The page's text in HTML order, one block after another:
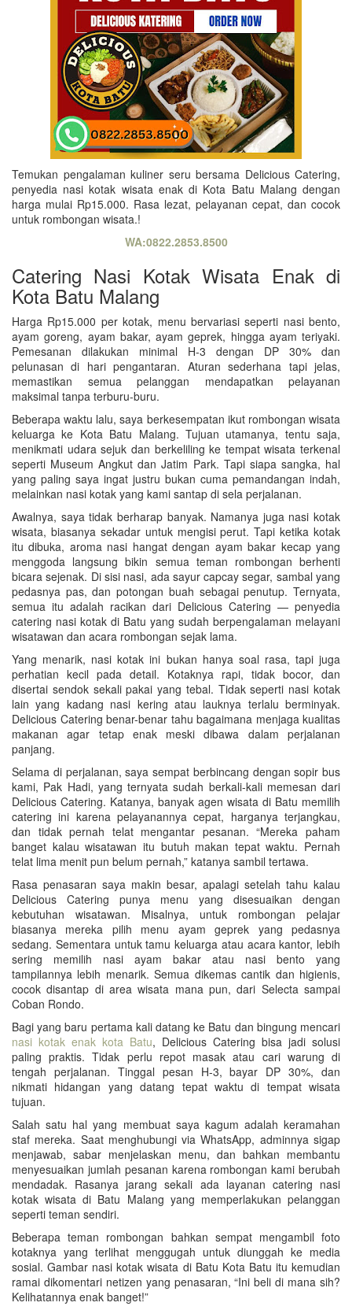
Temukan pengalaman kuliner seru bersama Delicious Catering,
penyedia nasi kotak wisata enak di Kota Batu Malang dengan
harga mulai Rp15.000. Rasa lezat, pelayanan cepat, dan cocok
untuk rombongan wisata.!
WA:0822.2853.8500
Catering Nasi Kotak Wisata Enak di
Kota Batu Malang
Harga Rp15.000 per kotak, menu bervariasi seperti nasi bento,
ayam goreng, ayam bakar, ayam geprek, hingga ayam teriyaki.
Pemesanan dilakukan minimal H-3 dengan DP 30% dan
pelunasan di hari pengantaran. Aturan sederhana tapi jelas,
memastikan semua pelanggan mendapatkan pelayanan
maksimal tanpa terburu-buru.
Beberapa waktu lalu, saya berkesempatan ikut rombongan wisata
keluarga ke Kota Batu Malang. Tujuan utamanya, tentu saja,
menikmati udara sejuk dan berkeliling ke tempat wisata terkenal
seperti Museum Angkut dan Jatim Park. Tapi siapa sangka, hal
yang paling saya ingat justru bukan cuma pemandangan indah,
melainkan nasi kotak yang kami santap di sela perjalanan.
Awalnya, saya tidak berharap banyak. Namanya juga nasi kotak
wisata, biasanya sekadar untuk mengisi perut. Tapi ketika kotak
itu dibuka, aroma nasi hangat dengan ayam bakar kecap yang
menggoda langsung bikin semua teman rombongan berhenti
bicara sejenak. Di sisi nasi, ada sayur capcay segar, sambal yang
pedasnya pas, dan potongan buah sebagai penutup. Ternyata,
semua itu adalah racikan dari Delicious Catering — penyedia
catering nasi kotak di Batu yang sudah berpengalaman melayani
wisatawan dan acara rombongan sejak lama.
Yang menarik, nasi kotak ini bukan hanya soal rasa, tapi juga
perhatian kecil pada detail. Kotaknya rapi, tidak bocor, dan
disertai sendok sekali pakai yang tebal. Tidak seperti nasi kotak
lain yang kadang nasi kering atau lauknya terlalu berminyak.
Delicious Catering benar-benar tahu bagaimana menjaga kualitas
makanan agar tetap enak meski dibawa dalam perjalanan
panjang.
Selama di perjalanan, saya sempat berbincang dengan sopir bus
kami, Pak Hadi, yang ternyata sudah berkali-kali memesan dari
Delicious Catering. Katanya, banyak agen wisata di Batu memilih
catering ini karena pelayanannya cepat, harganya terjangkau,
dan tidak pernah telat mengantar pesanan. “Mereka paham
banget kalau wisatawan itu butuh makan tepat waktu. Pernah
telat lima menit pun belum pernah,” katanya sambil tertawa.
Rasa penasaran saya makin besar, apalagi setelah tahu kalau
Delicious Catering punya menu yang disesuaikan dengan
kebutuhan wisatawan. Misalnya, untuk rombongan pelajar
biasanya mereka pilih menu ayam geprek yang pedasnya
sedang. Sementara untuk tamu keluarga atau acara kantor, lebih
sering memilih nasi ayam bakar atau nasi bento yang
tampilannya lebih menarik. Semua dikemas cantik dan higienis,
cocok disantap di area wisata mana pun, dari Selecta sampai
Coban Rondo.
Bagi yang baru pertama kali datang ke Batu dan bingung mencari
nasi kotak enak kota Batu, Delicious Catering bisa jadi solusi
paling praktis. Tidak perlu repot masak atau cari warung di
tengah perjalanan. Tinggal pesan H-3, bayar DP 30%, dan
nikmati hidangan yang datang tepat waktu di tempat wisata
tujuan.
Salah satu hal yang membuat saya kagum adalah keramahan
staf mereka. Saat menghubungi via WhatsApp, adminnya sigap
menjawab, sabar menjelaskan menu, dan bahkan membantu
menyesuaikan jumlah pesanan karena rombongan kami berubah
mendadak. Rasanya jarang sekali ada layanan catering nasi
kotak wisata di Batu Malang yang memperlakukan pelanggan
seperti teman sendiri.
Beberapa teman rombongan bahkan sempat mengambil foto
kotaknya yang terlihat menggugah untuk diunggah ke media
sosial. Gambar nasi kotak wisata di Batu Kota Batu itu kemudian
ramai dikomentari netizen yang penasaran, “Ini beli di mana sih?
Kelihatannya enak banget!”